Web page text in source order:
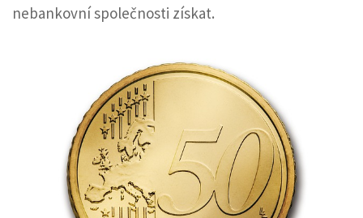
nebankovní společnosti získat.